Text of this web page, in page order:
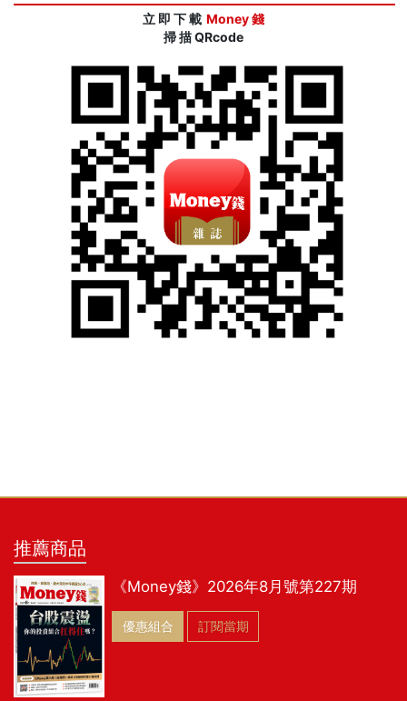
立 即 下 載 Money 錢
掃 描 QRcode
推薦商品
《Money錢》2026年8月號第227期
優惠組合 訂閱當期